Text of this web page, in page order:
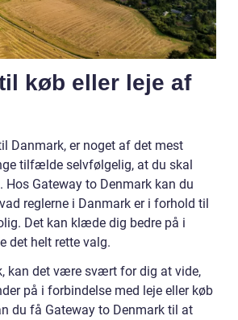
køb eller leje af
Danmark, er noget af det mest
tilfælde selvfølgelig, at du skal
Hos Gateway to Denmark kan du
reglerne i Danmark er i forhold til
Det kan klæde dig bedre på i
helt rette valg.
kan det være svært for dig at vide,
på i forbindelse med leje eller køb
du få Gateway to Denmark til at